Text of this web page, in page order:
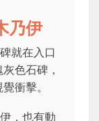
乃伊
就在入口
色石碑，
衝擊。
，也有動